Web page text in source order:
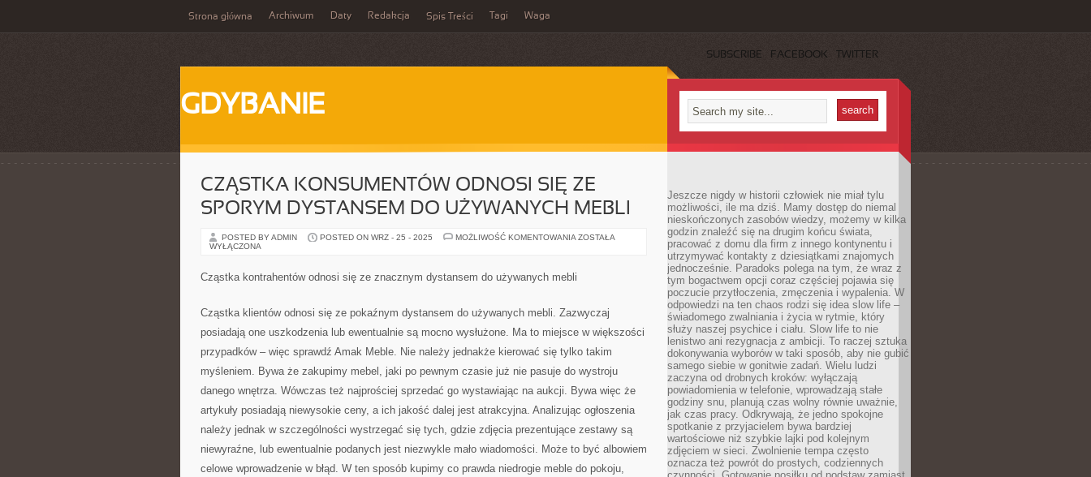
Strona główna Archiwum Daty Redakcja Spis Treści Tagi Waga
SUBSCRIBE FACEBOOK TWITTER
GDYBANIE
CZĄSTKA KONSUMENTÓW ODNOSI SIĘ ZE
SPORYM DYSTANSEM DO UŻYWANYCH MEBLI
POSTED BY ADMIN POSTED ON WRZ - 25 - 2025 MOŻLIWOŚĆ KOMENTOWANIA CZĄSTKA
UŻYWANYCH
MEBLI
ZOSTAŁA
WYŁĄCZONA
Cząstka kontrahentów odnosi się ze znacznym dystansem do używanych mebli
Cząstka klientów odnosi się ze pokaźnym dystansem do używanych mebli. Zazwyczaj
posiadają one uszkodzenia lub ewentualnie są mocno wysłużone. Ma to miejsce w większości
przypadków – więc sprawdź Amak Meble. Nie należy jednakże kierować się tylko takim
myśleniem. Bywa że zakupimy mebel, jaki po pewnym czasie już nie pasuje do wystroju
danego wnętrza. Wówczas też najprościej sprzedać go wystawiając na aukcji. Bywa więc że
artykuły posiadają niewysokie ceny, a ich jakość dalej jest atrakcyjna. Analizując ogłoszenia
należy jednak w szczególności wystrzegać się tych, gdzie zdjęcia prezentujące zestawy są
niewyraźne, lub ewentualnie podanych jest niezwykle mało wiadomości. Może to być albowiem
celowe wprowadzenie w błąd. W ten sposób kupimy co prawda niedrogie meble do pokoju,
Jeszcze nigdy w historii człowiek nie miał tylu
możliwości, ile ma dziś. Mamy dostęp do niemal
nieskończonych zasobów wiedzy, możemy w kilka
godzin znaleźć się na drugim końcu świata,
pracować z domu dla firm z innego kontynentu i
utrzymywać kontakty z dziesiątkami znajomych
jednocześnie. Paradoks polega na tym, że wraz z
tym bogactwem opcji coraz częściej pojawia się
poczucie przytłoczenia, zmęczenia i wypalenia. W
odpowiedzi na ten chaos rodzi się idea slow life –
świadomego zwalniania i życia w rytmie, który
służy naszej psychice i ciału. Slow life to nie
lenistwo ani rezygnacja z ambicji. To raczej sztuka
dokonywania wyborów w taki sposób, aby nie gubić
samego siebie w gonitwie zadań. Wielu ludzi
zaczyna od drobnych kroków: wyłączają
powiadomienia w telefonie, wprowadzają stałe
godziny snu, planują czas wolny równie uważnie,
jak czas pracy. Odkrywają, że jedno spokojne
spotkanie z przyjacielem bywa bardziej
wartościowe niż szybkie lajki pod kolejnym
zdjęciem w sieci. Zwolnienie tempa często
oznacza też powrót do prostych, codziennych